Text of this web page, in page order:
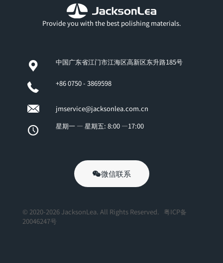
Provide you with the best polishing materials.
中国广东省江门市江海区高新区东升路185号
+86 0750 - 3869598
jmservice@jacksonlea.com.cn
星期一 — 星期五: 8:00 —17:00
微信联系
© 2020-2026 JacksonLea. All Rights Reserved. 粤ICP备
20046247号